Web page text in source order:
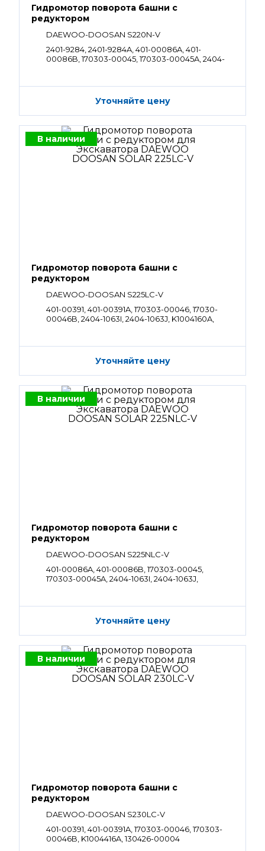
Гидромотор поворота башни с
редуктором
DAEWOO-DOOSAN S220N-V
2401-9284, 2401-9284A, 401-00086A, 401-
00086B, 170303-00045, 170303-00045A, 2404-
130426-00004
Уточняйте цену
В наличии
Гидромотор поворота башни с
редуктором
DAEWOO-DOOSAN S225LC-V
401-00391, 401-00391A, 170303-00046, 17030-
00046B, 2404-1063I, 2404-1063J, K1004160A,
Уточняйте цену
В наличии
Гидромотор поворота башни с
редуктором
DAEWOO-DOOSAN S225NLC-V
401-00086A, 401-00086B, 170303-00045,
170303-00045A, 2404-1063I, 2404-1063J,
Уточняйте цену
В наличии
Гидромотор поворота башни с
редуктором
DAEWOO-DOOSAN S230LC-V
401-00391, 401-00391A, 170303-00046, 170303-
00046B, K1004416A, 130426-00004